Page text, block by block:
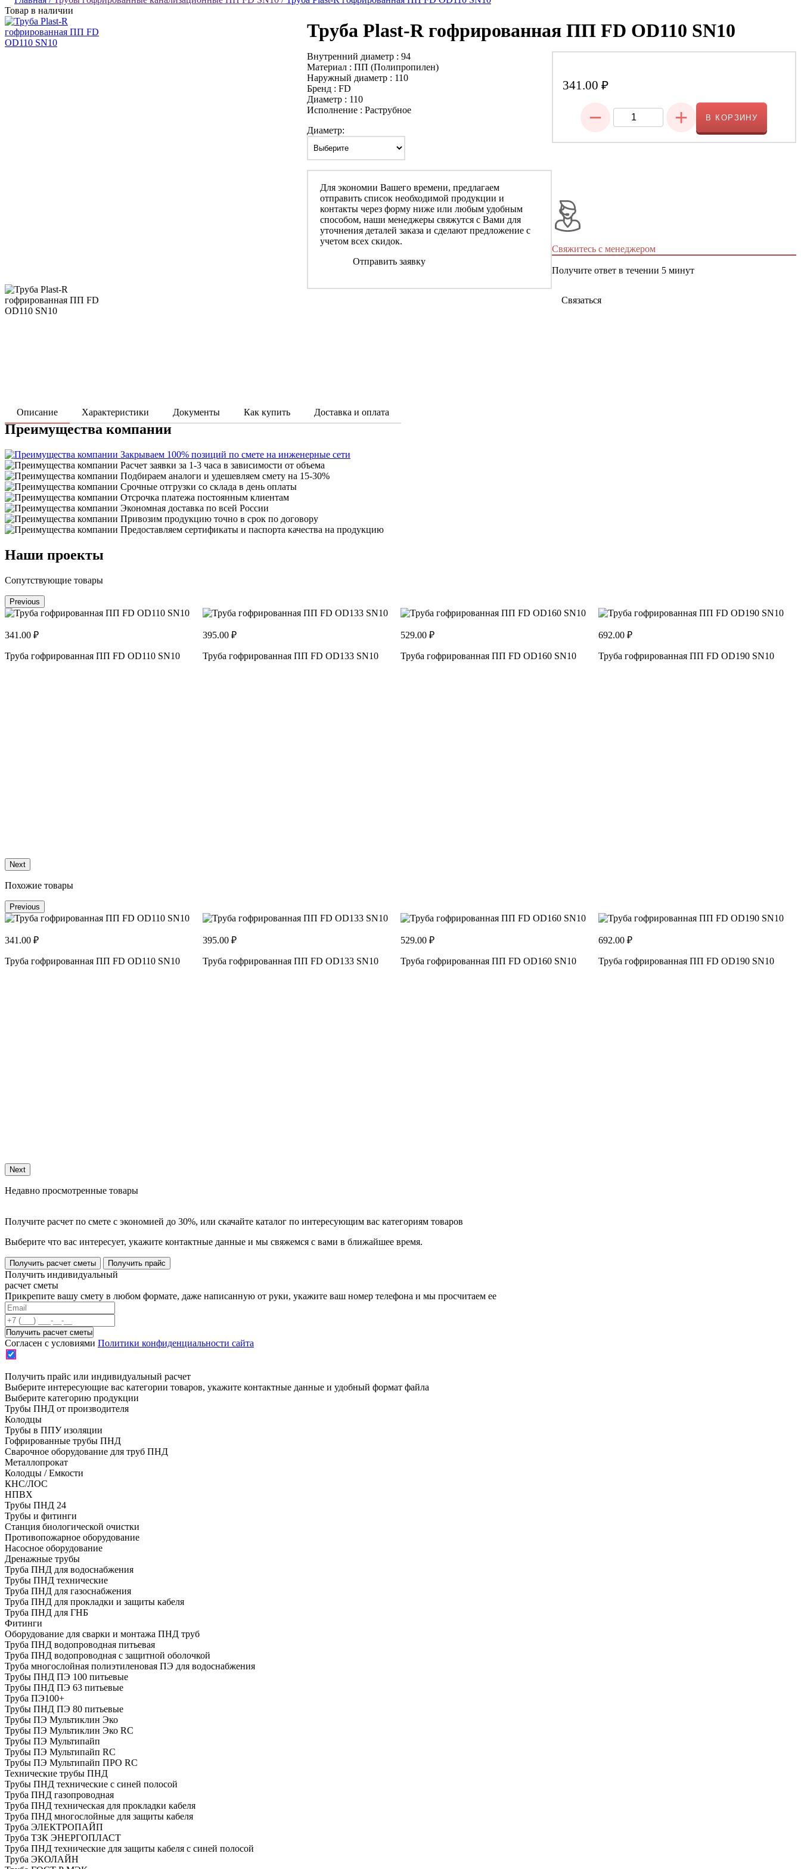
Товар в наличии
Труба Plast-R гофрированная ПП FD OD110 SN10
Внутренний диаметр : 94
Материал : ПП (Полипропилен)
Наружный диаметр : 110
Бренд : FD
Диаметр : 110
Исполнение : Раструбное
Диаметр:
Для экономии Вашего времени, предлагаем
отправить список необходимой продукции и
контакты через форму ниже или любым удобным
способом, наши менеджеры свяжутся с Вами для
уточнения деталей заказа и сделают предложение с
учетом всех скидок.
Отправить заявку
341.00 ₽
− + В КОРЗИНУ
Свяжитесь с менеджером
Получите ответ в течении 5 минут
Связаться
Описание Характеристики Документы Как купить Доставка и оплата
Преимущества компании
Закрываем 100% позиций по смете на инженерные сети
Расчет заявки за 1-3 часа в зависимости от объема
Подбираем аналоги и удешевляем смету на 15-30%
Срочные отгрузки со склада в день оплаты
Отсрочка платежа постоянным клиентам
Экономная доставка по всей России
Привозим продукцию точно в срок по договору
Предоставляем сертификаты и паспорта качества на продукцию
Наши проекты
Сопутствующие товары
Previous
341.00 ₽
Труба гофрированная ПП FD OD110 SN10
395.00 ₽
Труба гофрированная ПП FD OD133 SN10
529.00 ₽
Труба гофрированная ПП FD OD160 SN10
692.00 ₽
Труба гофрированная ПП FD OD190 SN10
Next
Похожие товары
Previous
341.00 ₽
Труба гофрированная ПП FD OD110 SN10
395.00 ₽
Труба гофрированная ПП FD OD133 SN10
529.00 ₽
Труба гофрированная ПП FD OD160 SN10
692.00 ₽
Труба гофрированная ПП FD OD190 SN10
Next
Недавно просмотренные товары
Получите расчет по смете с экономией до 30%, или скачайте каталог по интересующим вас категориям товаров
Выберите что вас интересует, укажите контактные данные и мы свяжемся с вами в ближайшее время.
Получить расчет сметы Получить прайс
Получить индивидуальный
расчет сметы
Прикрепите вашу смету в любом формате, даже написанную от руки, укажите ваш номер телефона и мы просчитаем ее
Согласен с условиями Политики конфиденциальности сайта
Получить прайс или индивидуальный расчет
Выберите интересующие вас категории товаров, укажите контактные данные и удобный формат файла
Выберите категорию продукции
Трубы ПНД от производителя
Колодцы
Трубы в ППУ изоляции
Гофрированные трубы ПНД
Сварочное оборудование для труб ПНД
Металлопрокат
Колодцы / Емкости
КНС/ЛОС
НПВХ
Трубы ПНД 24
Трубы и фитинги
Cтанция биологической очистки
Противопожарное оборудование
Насосное оборудование
Дренажные трубы
Труба ПНД для водоснабжения
Трубы ПНД технические
Труба ПНД для газоснабжения
Труба ПНД для прокладки и защиты кабеля
Труба ПНД для ГНБ
Фитинги
Оборудование для сварки и монтажа ПНД труб
Труба ПНД водопроводная питьевая
Труба ПНД водопроводная с защитной оболочкой
Труба многослойная полиэтиленовая ПЭ для водоснабжения
Трубы ПНД ПЭ 100 питьевые
Трубы ПНД ПЭ 63 питьевые
Труба ПЭ100+
Трубы ПНД ПЭ 80 питьевые
Трубы ПЭ Мультиклин Эко
Трубы ПЭ Мультиклин Эко RC
Трубы ПЭ Мультипайп
Трубы ПЭ Мультипайп RC
Трубы ПЭ Мультипайп ПРО RC
Технические трубы ПНД
Трубы ПНД технические с синей полосой
Труба ПНД газопроводная
Труба ПНД техническая для прокладки кабеля
Труба ПНД многослойные для защиты кабеля
Труба ЭЛЕКТРОПАЙП
Труба ТЗК ЭНЕРГОПЛАСТ
Труба ПНД технические для защиты кабеля с синей полосой
Труба ЭКОЛАЙН